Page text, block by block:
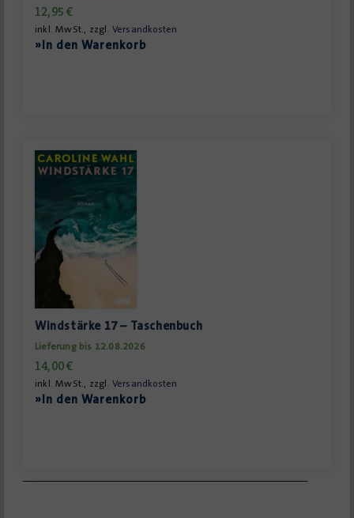
12,95€
inkl. MwSt., zzgl. Versandkosten
»In den Warenkorb
Windstärke 17 – Taschenbuch
Lieferung bis 12.08.2026
14,00€
inkl. MwSt., zzgl. Versandkosten
»In den Warenkorb